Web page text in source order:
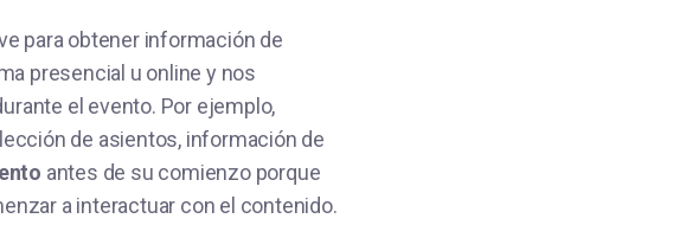
para obtener información de
presencial u online y nos
el evento. Por ejemplo,
de asientos, información de
antes de su comienzo porque
a interactuar con el contenido.